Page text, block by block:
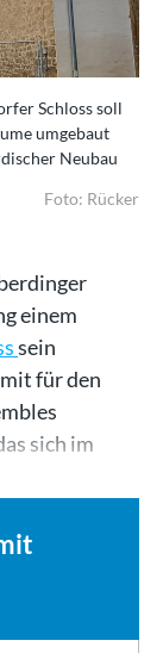
Schloss soll
umgebaut
Neubau
Foto: Rücker
einem
sein
für den
sich im